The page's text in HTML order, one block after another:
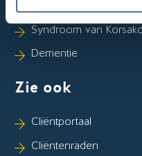
Syndroom van
Dementie
Zie ook
Cliëntportaal
Cliëntenraden